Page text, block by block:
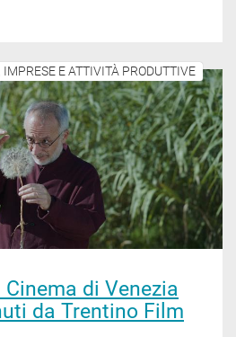
IMPRESE E ATTIVITÀ PRODUTTIVE
di Venezia
da Trentino Film